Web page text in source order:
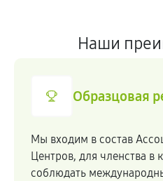
Наши
Образцовая
Мы входим в состав
Центров, для членства в
соблюдать